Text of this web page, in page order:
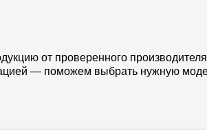
от проверенного
— поможем выбрать нужную